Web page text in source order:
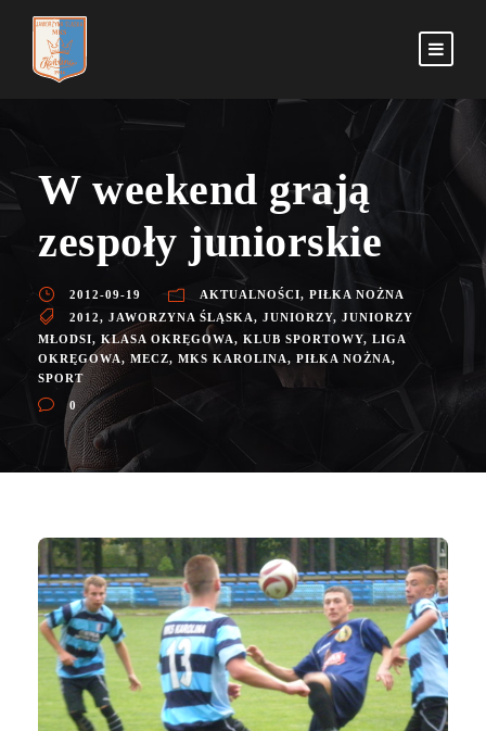
W weekend grają
zespoły juniorskie
2012-09-19 AKTUALNOŚCI, PIŁKA NOŻNA
2012, JAWORZYNA ŚLĄSKA, JUNIORZY, JUNIORZY
MŁODSI, KLASA OKRĘGOWA, KLUB SPORTOWY, LIGA
OKRĘGOWA, MECZ, MKS KAROLINA, PIŁKA NOŻNA,
SPORT
0